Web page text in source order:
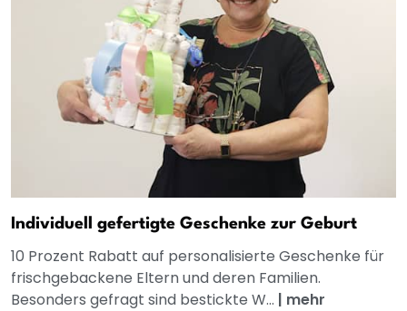
Individuell gefertigte Geschenke zur Geburt
10 Prozent Rabatt auf personalisierte Geschenke für
frischgebackene Eltern und deren Familien.
Besonders gefragt sind bestickte W... | mehr